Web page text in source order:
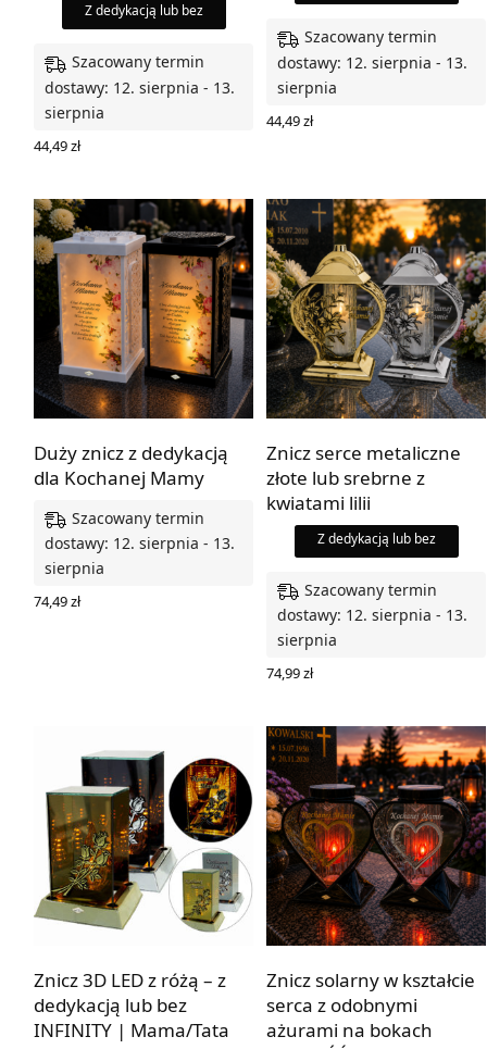
Z dedykacją lub bez
Szacowany termin
dostawy: 12. sierpnia - 13.
sierpnia
44,49zł
Szacowany termin
dostawy: 12. sierpnia - 13.
sierpnia
44,49zł
Duży znicz z dedykacją
dla Kochanej Mamy
Szacowany termin
dostawy: 12. sierpnia - 13.
sierpnia
74,49zł
Znicz serce metaliczne
złote lub srebrne z
kwiatami lilii
Z dedykacją lub bez
Szacowany termin
dostawy: 12. sierpnia - 13.
sierpnia
74,99zł
Znicz 3D LED z różą – z
dedykacją lub bez
INFINITY | Mama/Tata
Znicz solarny w kształcie
serca z odobnymi
ażurami na bokach